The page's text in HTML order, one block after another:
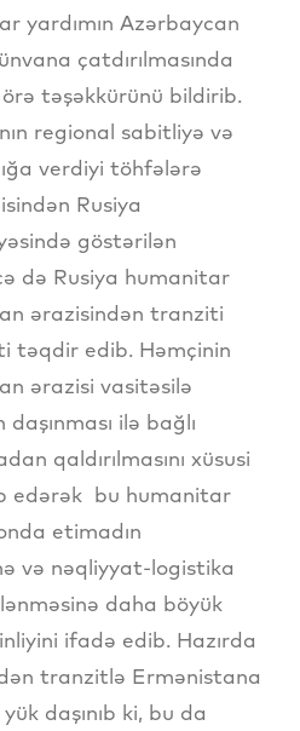
yardımın Azərbaycan
çatdırılmasında
təşəkkürünü bildirib.
regional sabitliyə və
verdiyi töhfələrə
Rusiya
göstərilən
də Rusiya humanitar
ərazisindən tranziti
təqdir edib. Həmçinin
ərazisi vasitəsilə
ilə bağlı
qaldırılmasını xüsusi
edərək bu humanitar
etimadın
və nəqliyyat-logistika
daha böyük
ifadə edib. Hazırda
tranzitlə Ermənistana
daşınıb ki, bu da